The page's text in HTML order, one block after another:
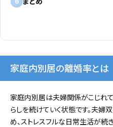
家庭内別居の離婚率とは
家庭内別居は夫婦関係がこじれ
らしを続けていく状態です。夫
め、ストレスフルな日常生活が続